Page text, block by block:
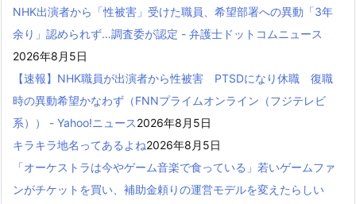
NHK出演者から「性被害」受けた職員、希望部署への異動「3年
余り」認められず…調査委が認定 - 弁護士ドットコムニュース
2026年8月5日
【速報】NHK職員が出演者から性被害 PTSDになり休職 復職
時の異動希望かなわず（FNNプライムオンライン（フジテレビ
系）） - Yahoo!ニュース2026年8月5日
キラキラ地名ってあるよね2026年8月5日
「オーケストラは今やゲーム音楽で食っている」若いゲームファ
ンがチケットを買い、補助金頼りの運営モデルを変えたらしい